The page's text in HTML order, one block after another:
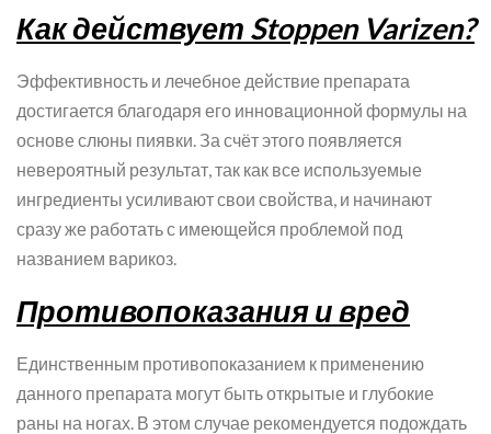
Как действует Stoppen Varizen?
Эффективность и лечебное действие препарата
достигается благодаря его инновационной формулы на
основе слюны пиявки. За счёт этого появляется
невероятный результат, так как все используемые
ингредиенты усиливают свои свойства, и начинают
сразу же работать с имеющейся проблемой под
названием варикоз.
Противопоказания и вред
Единственным противопоказанием к применению
данного препарата могут быть открытые и глубокие
раны на ногах. В этом случае рекомендуется подождать